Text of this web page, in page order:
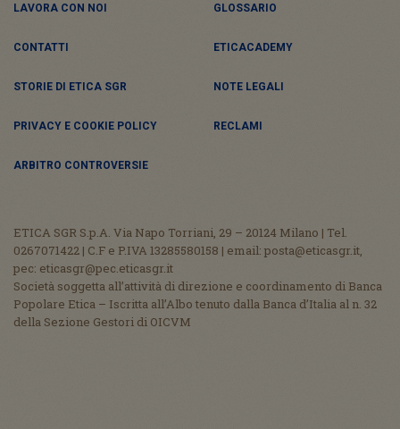
LAVORA CON NOI GLOSSARIO
CONTATTI ETICACADEMY
STORIE DI ETICA SGR NOTE LEGALI
PRIVACY E COOKIE POLICY RECLAMI
ARBITRO CONTROVERSIE
ETICA SGR S.p.A. Via Napo Torriani, 29 – 20124 Milano | Tel.
0267071422 | C.F e P.IVA 13285580158 | email: posta@eticasgr.it,
pec: eticasgr@pec.eticasgr.it
Società soggetta all’attività di direzione e coordinamento di Banca
Popolare Etica – Iscritta all’Albo tenuto dalla Banca d’Italia al n. 32
della Sezione Gestori di OICVM